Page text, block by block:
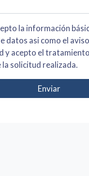
sobre
legal y la política
solicitud realizada.
Enviar